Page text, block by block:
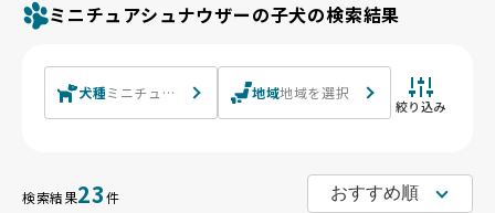
ミニチュアシュナウザーの子犬の検索結果
犬種ミニチュアシュナウザー地域地域を選択
絞り込み
検索結果23件